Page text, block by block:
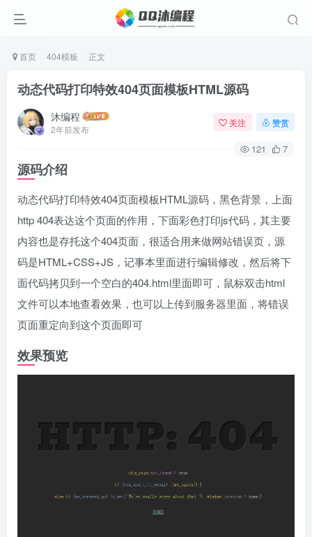
首页 404模板 正文
动态代码打印特效404页面模板HTML源码
沐编程
2年前发布
关注 赞赏
121 7
源码介绍
动态代码打印特效404页面模板HTML源码，黑色背景，上面
http 404表达这个页面的作用，下面彩色打印js代码，其主要
内容也是存托这个404页面，很适合用来做网站错误页，源
码是HTML+CSS+JS，记事本里面进行编辑修改，然后将下
面代码拷贝到一个空白的404.html里面即可，鼠标双击html
文件可以本地查看效果，也可以上传到服务器里面，将错误
页面重定向到这个页面即可
效果预览